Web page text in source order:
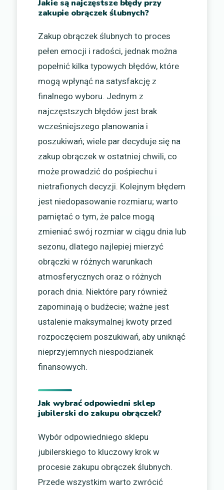
Jakie są najczęstsze błędy przy
zakupie obrączek ślubnych?
Zakup obrączek ślubnych to proces
pełen emocji i radości, jednak można
popełnić kilka typowych błędów, które
mogą wpłynąć na satysfakcję z
finalnego wyboru. Jednym z
najczęstszych błędów jest brak
wcześniejszego planowania i
poszukiwań; wiele par decyduje się na
zakup obrączek w ostatniej chwili, co
może prowadzić do pośpiechu i
nietrafionych decyzji. Kolejnym błędem
jest niedopasowanie rozmiaru; warto
pamiętać o tym, że palce mogą
zmieniać swój rozmiar w ciągu dnia lub
sezonu, dlatego najlepiej mierzyć
obrączki w różnych warunkach
atmosferycznych oraz o różnych
porach dnia. Niektóre pary również
zapominają o budżecie; ważne jest
ustalenie maksymalnej kwoty przed
rozpoczęciem poszukiwań, aby uniknąć
nieprzyjemnych niespodzianek
finansowych.
Jak wybrać odpowiedni sklep
jubilerski do zakupu obrączek?
Wybór odpowiedniego sklepu
jubilerskiego to kluczowy krok w
procesie zakupu obrączek ślubnych.
Przede wszystkim warto zwrócić